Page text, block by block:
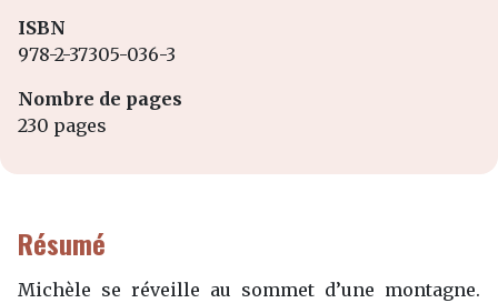
ISBN
978-2-37305-036-3
Nombre de pages
230 pages
Résumé
Michèle se réveille au sommet d’une montagne.